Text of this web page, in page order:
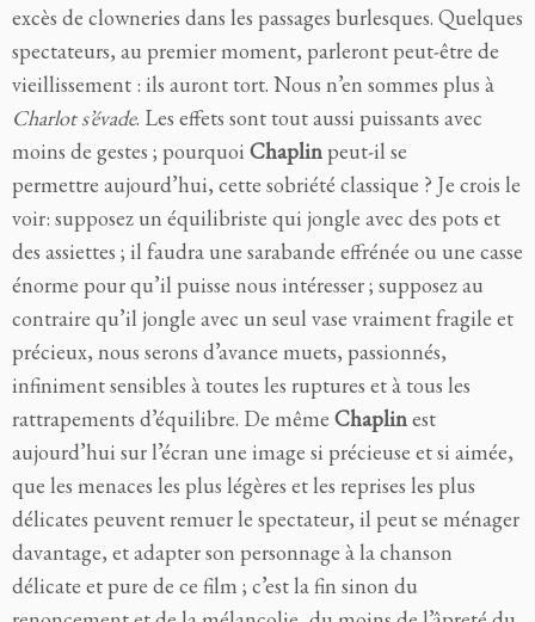
excès de clowneries dans les passages burlesques. Quelques
spectateurs, au premier moment, parleront peut-être de
vieillissement : ils auront tort. Nous n’en sommes plus à
Charlot s’évade. Les effets sont tout aussi puissants avec
moins de gestes ; pourquoi Chaplin peut-il se
permettre aujourd’hui, cette sobriété classique ? Je crois le
voir: supposez un équilibriste qui jongle avec des pots et
des assiettes ; il faudra une sarabande effrénée ou une casse
énorme pour qu’il puisse nous intéresser ; supposez au
contraire qu’il jongle avec un seul vase vraiment fragile et
précieux, nous serons d’avance muets, passionnés,
infiniment sensibles à toutes les ruptures et à tous les
rattrapements d’équilibre. De même Chaplinest
aujourd’hui sur l’écran une image si précieuse et si aimée,
que les menaces les plus légères et les reprises les plus
délicates peuvent remuer le spectateur, il peut se ménager
davantage, et adapter son personnage à la chanson
délicate et pure de ce film ; c’est la fin sinon du